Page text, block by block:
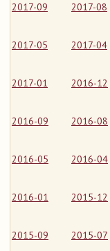
2017-09 2017-08
2017-05 2017-04
2017-01 2016-12
2016-09 2016-08
2016-05 2016-04
2016-01 2015-12
2015-09 2015-07